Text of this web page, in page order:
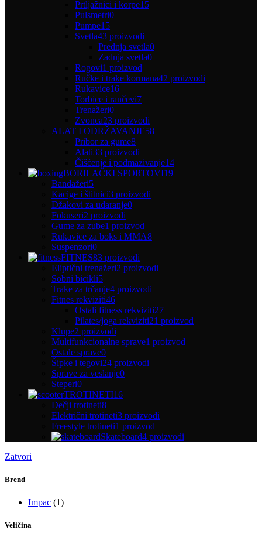
Prtljažnici i korpe15
Pulsmetri0
Pumpe15
Svetla43 proizvodi
Prednja svetla0
Zadnja svetla0
Rogovi1 proizvod
Ručke i trake kormana42 proizvodi
Rukavice16
Torbice i rančevi7
Trenažeri0
Zvonca23 proizvodi
ALAT I ODRŽAVANJE58
Pribor za gume8
Alati33 proizvodi
Čišćenje i podmazivanje14
BORILAČKI SPORTOVI19
Bandažeri5
Kacige i štitnici3 proizvodi
Džakovi za udaranje0
Fokuseri2 proizvodi
Gume za zube1 proizvod
Rukavice za boks i MMA8
Suspenzori0
FITNES83 proizvodi
Eliptični trenažeri2 proizvodi
Sobni bicikli5
Trake za trčanje4 proizvodi
Fitnes rekviziti46
Ostali fitness rekviziti27
Pilates/joga rekviziti21 proizvod
Klupe2 proizvodi
Multifunkcionalne sprave1 proizvod
Ostale sprave0
Šipke i tegovi24 proizvodi
Sprave za veslanje0
Steperi0
TROTINETI16
Dečji trotineti8
Električni trotineti3 proizvodi
Freestyle trotineti1 proizvod
Skateboard4 proizvodi
Zatvori
Brend
Impac (1)
Veličina